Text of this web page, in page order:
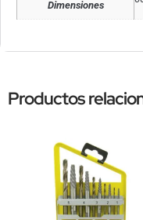
Dimensiones
Productos